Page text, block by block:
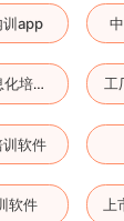
训app
500强企业单位信息化培训平台 工
软件
软件